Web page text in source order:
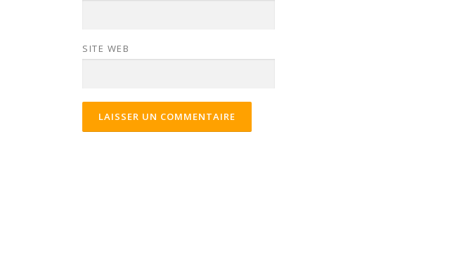
SITE WEB